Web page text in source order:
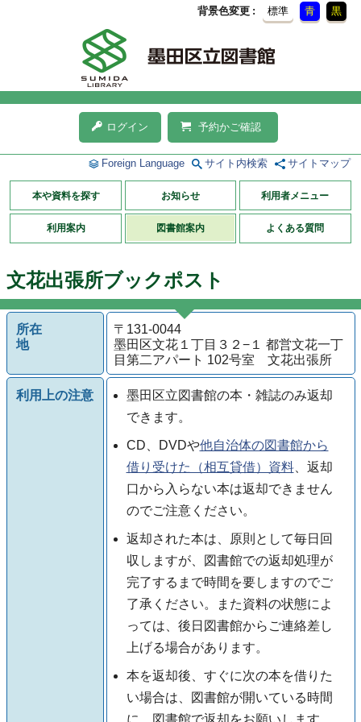
背景色変更 標準 青 黒
ログイン 予約かご確認
Foreign Language サイト内検索 サイトマップ
本や資料を探す お知らせ 利用者メニュー
利用案内 図書館案内 よくある質問
文花出張所ブックポスト
所在
地
〒131-0044
墨田区文花１丁目３２−１ 都営文花一丁
目第二アパート 102号室 文花出張所
利用上の注意
墨田区立図書館の本・雑誌のみ返却
できます。
CD、DVDや他自治体の図書館から
借り受けた（相互貸借）資料、返却
口から入らない本は返却できません
のでご注意ください。
返却された本は、原則として毎日回
収しますが、図書館での返却処理が
完了するまで時間を要しますのでご
了承ください。また資料の状態によ
っては、後日図書館からご連絡差し
上げる場合があります。
本を返却後、すぐに次の本を借りた
い場合は、図書館が開いている時間
に、図書館で返却をお願いします。